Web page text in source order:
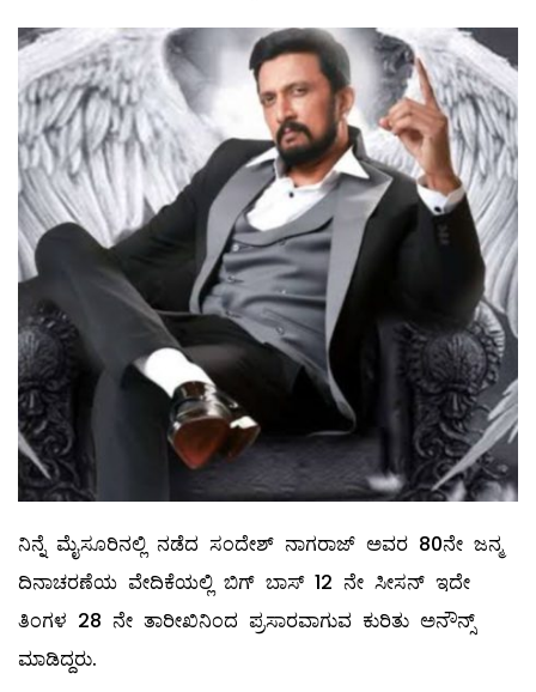
ನಿನ್ನೆ ಮೈಸೂರಿನಲ್ಲಿ ನಡೆದ ಸಂದೇಶ್ ನಾಗರಾಜ್ ಅವರ 80ನೇ ಜನ್ಮ
ದಿನಾಚರಣೆಯ ವೇದಿಕೆಯಲ್ಲಿ ಬಿಗ್ ಬಾಸ್ 12 ನೇ ಸೀಸನ್ ಇದೇ
ತಿಂಗಳ 28 ನೇ ತಾರೀಖಿನಿಂದ ಪ್ರಸಾರವಾಗುವ ಕುರಿತು ಅನೌನ್ಸ್
ಮಾಡಿದ್ದರು.